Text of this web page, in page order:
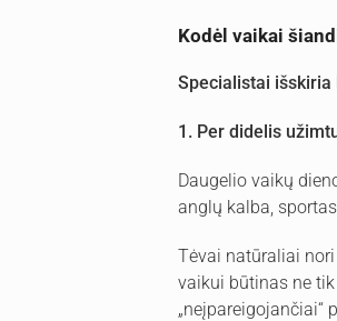
Kodėl vaikai
Specialistai
1. Per didelis
Daugelio vaikų
anglų kalba,
Tėvai natūraliai
vaikui būtinas ne
„neįpareigojančiai“